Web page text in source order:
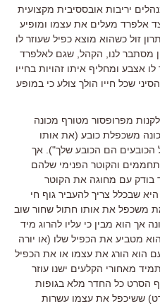
יריבות אובססיבית מקצועית
אלפרד מעלים את עצמו ומופיע
זול כשהוא מוצא כפיל שעוזר לו
מסתבר לנו, הקהל, שגם לאלפרד
אצבע ומחליף איתו זהויות בחייו
שכל חייו הולך צולע כי במופע
מפרופסור מטורף מכונה
משכפלת כובע (את אותו
הכובעים הם הכובע שלך"). אך
והקוטר הפנימי שלהם
בודק עם מחוגה את הקוטר
שבכלל צריך להעביר גוף חי
משכפל את אותו חתול שחור שוב
אך הוא מבין כי עליו להרוג מיד
מטביע את הכפיל שלו (או יורה
הוא הורג את עצמו או את הכפיל
מאחורי הקלעים ישנו עוזר
הסרט כל החדר מלא בגופות
ששיכפל את עצמו עשרות